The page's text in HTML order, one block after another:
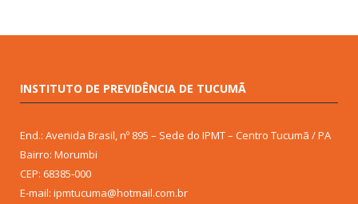
INSTITUTO DE PREVIDÊNCIA DE TUCUMÃ
End.: Avenida Brasil, nº 895 – Sede do IPMT – Centro Tucumã / PA
Bairro: Morumbi
CEP: 68385-000
E-mail: ipmtucuma@hotmail.com.br